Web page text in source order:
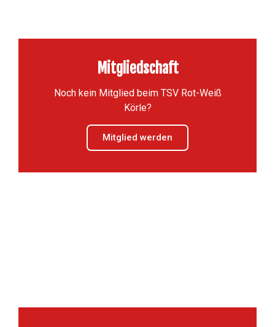
Mitgliedschaft
Noch kein Mitglied beim TSV Rot-Weiß
Körle?
Mitglied werden